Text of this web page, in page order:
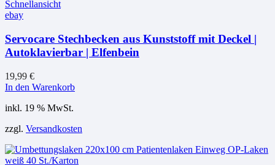
Schnellansicht
ebay
Servocare Stechbecken aus Kunststoff mit Deckel |
Autoklavierbar | Elfenbein
19,99 €
In den Warenkorb
inkl. 19 % MwSt.
zzgl. Versandkosten